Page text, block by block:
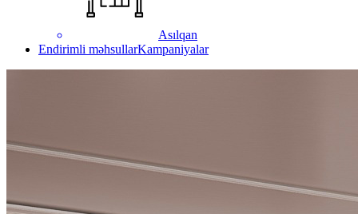
Asılqan
Endirimli məhsullarKampaniyalar